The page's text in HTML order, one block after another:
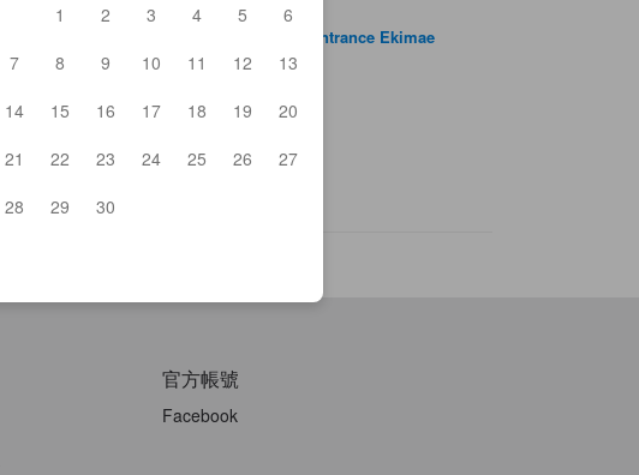
1
2 3 4 5
6
7
8 9 10 11 12
13
14
15 16 17 18 19
20
21
22 23 24 25 26
27
28
29 30
Yamauchi Nojo Yonehara West Entrance Ekimae
Yen
Ibukiyama Driveway
Tamura Station
Chizenin
官方帳號
Facebook